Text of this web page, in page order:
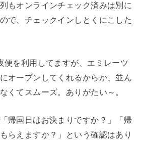
もオンラインチェック済みは別に
で、チェックインしとくにこした
便を利用してますが、エミレーツ
オープンしてくれるからか、並ん
くてスムーズ。ありがたい～。
帰国日はお決まりですか？」「帰
らえますか？」という確認はあり